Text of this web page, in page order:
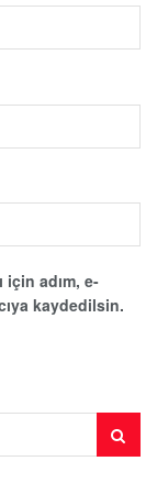
için adım, e-
kaydedilsin.